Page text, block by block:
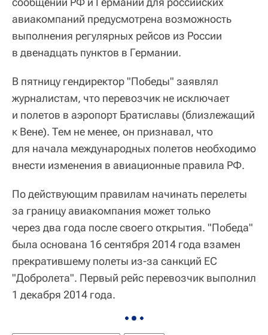
авиакомпаний предусмотрена возможность
выполнения регулярных рейсов из России
в двенадцать пунктов в Германии.
В пятницу гендиректор "Победы" заявлял
журналистам, что перевозчик не исключает
и полетов в аэропорт Братиславы (близлежащий
к Вене). Тем не менее, он признавал, что
для начала международных полетов необходимо
внести изменения в авиационные правила РФ.
По действующим правилам начинать перелеты
за границу авиакомпания может только
через два года после своего открытия. "Победа"
была основана 16 сентября 2014 года взамен
прекратившему полеты из-за санкций ЕС
"Добролета". Первый рейс перевозчик выполнил
1 декабря 2014 года.